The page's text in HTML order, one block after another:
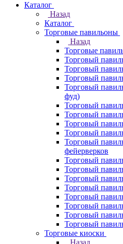
Каталог
Назад
Каталог
Торговые павильоны
Назад
Торговые
Торговый
Торговый
Торговый
Торговый
фуд)
Торговый
Торговый
Торговый
Торговый
Торговый
фейерверков
Торговый
Торговый
Торговый
Торговый
Торговый
Торговый
Торговый
Торговый
Торговые киоски
Назад